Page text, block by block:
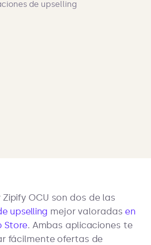
Zipify OCU son dos de las
upselling mejor valoradas en
Store. Ambas aplicaciones te
fácilmente ofertas de